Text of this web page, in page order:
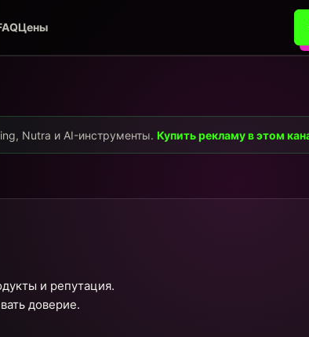
Цены
Nutra и AI-инструменты.Купить рекламу в этом
и репутация.
доверие.